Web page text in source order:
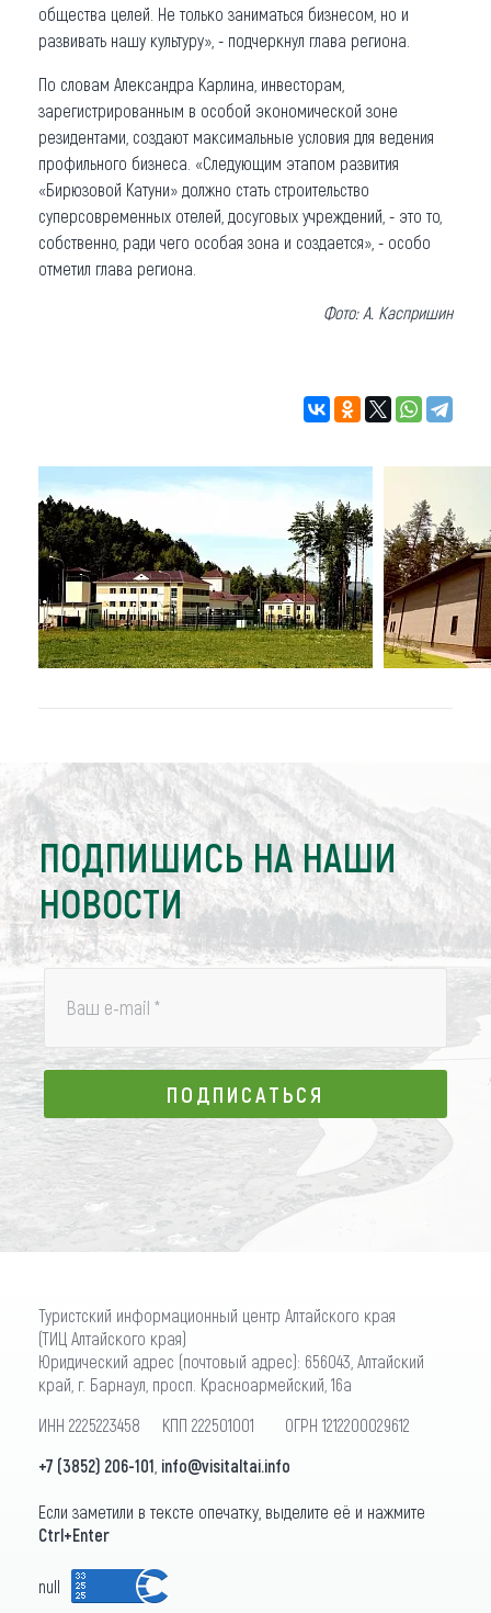
общества целей. Не только заниматься бизнесом, но и
развивать нашу культуру», - подчеркнул глава региона.
По словам Александра Карлина, инвесторам,
зарегистрированным в особой экономической зоне
резидентами, создают максимальные условия для ведения
профильного бизнеса. «Следующим этапом развития
«Бирюзовой Катуни» должно стать строительство
суперсовременных отелей, досуговых учреждений, - это то,
собственно, ради чего особая зона и создается», - особо
отметил глава региона.
Фото: А. Каспришин
ПОДПИШИСЬ НА НАШИ
НОВОСТИ
Ваш e-mail *
ПОДПИСАТЬСЯ
ПОДПИСАТЬСЯ
Туристский информационный центр Алтайского края
(ТИЦ Алтайского края)
Юридический адрес (почтовый адрес): 656043, Алтайский
край, г. Барнаул, просп. Красноармейский, 16а
ИНН 2225223458 КПП 222501001 ОГРН 1212200029612
+7 (3852) 206-101 info@visitaltai.info
Если заметили в тексте опечатку, выделите её и нажмите
Ctrl+Enter
null